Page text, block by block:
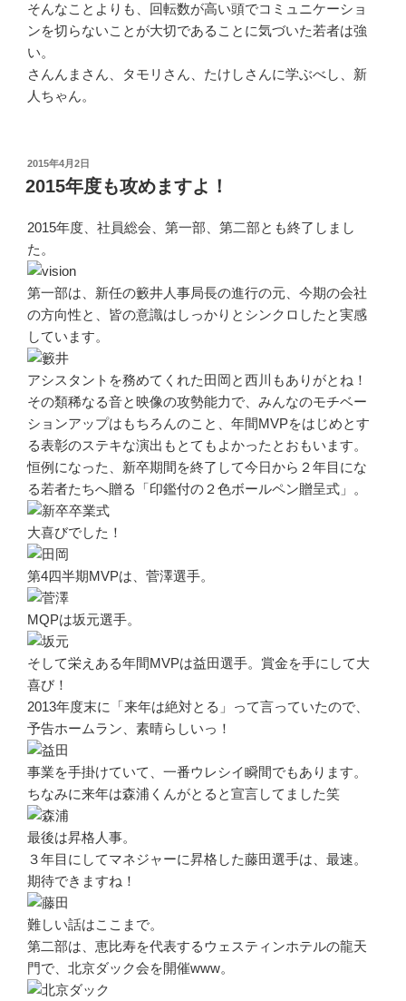
そんなことよりも、回転数が高い頭でコミュニケーショ
ンを切らないことが大切であることに気づいた若者は強
い。
さんんまさん、タモリさん、たけしさんに学ぶべし、新
人ちゃん。
投
稿
日:
2015年4月2日
2015年度も攻めますよ！
2015年度、社員総会、第一部、第二部とも終了しまし
た。
第一部は、新任の籔井人事局長の進行の元、今期の会社
の方向性と、皆の意識はしっかりとシンクロしたと実感
しています。
アシスタントを務めてくれた田岡と西川もありがとね！
その類稀なる音と映像の攻勢能力で、みんなのモチベー
ションアップはもちろんのこと、年間MVPをはじめとす
る表彰のステキな演出もとてもよかったとおもいます。
恒例になった、新卒期間を終了して今日から２年目にな
る若者たちへ贈る「印鑑付の２色ボールペン贈呈式」。
大喜びでした！
第4四半期MVPは、菅澤選手。
MQPは坂元選手。
そして栄えある年間MVPは益田選手。賞金を手にして大
喜び！
2013年度末に「来年は絶対とる」って言っていたので、
予告ホームラン、素晴らしいっ！
事業を手掛けていて、一番ウレシイ瞬間でもあります。
ちなみに来年は森浦くんがとると宣言してました笑
最後は昇格人事。
３年目にしてマネジャーに昇格した藤田選手は、最速。
期待できますね！
難しい話はここまで。
第二部は、恵比寿を代表するウェスティンホテルの龍天
門で、北京ダック会を開催www。